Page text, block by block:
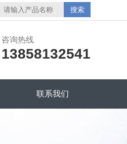
咨询热线
13858132541
联系我们